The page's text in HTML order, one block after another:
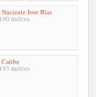
Jose Blas
190 metros
Caribe
193 metros